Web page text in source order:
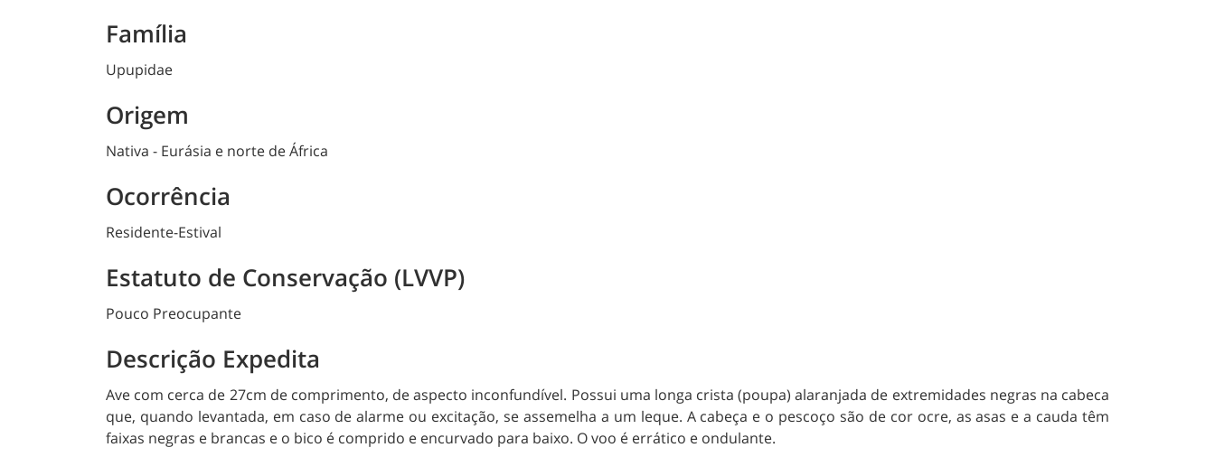
Família
Upupidae
Origem
Nativa - Eurásia e norte de África
Ocorrência
Residente-Estival
Estatuto de Conservação (LVVP)
Pouco Preocupante
Descrição Expedita
Ave com cerca de 27cm de comprimento, de aspecto inconfundível. Possui uma longa crista (poupa) alaranjada de extremidades negras na cabeca
que, quando levantada, em caso de alarme ou excitação, se assemelha a um leque. A cabeça e o pescoço são de cor ocre, as asas e a cauda têm
faixas negras e brancas e o bico é comprido e encurvado para baixo. O voo é errático e ondulante.